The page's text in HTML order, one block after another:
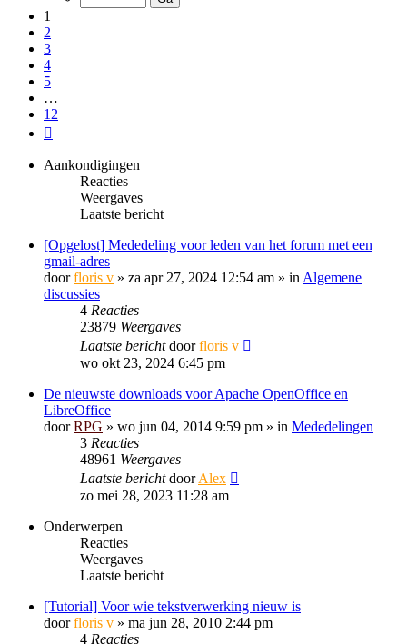
1
2
3
4
5
…
12
Aankondigingen
Reacties
Weergaves
Laatste bericht
[Opgelost] Mededeling voor leden van het forum met een
gmail-adres
doorfloris v » za apr 27, 2024 12:54 am » in Algemene
discussies
4 Reacties
23879 Weergaves
Laatste berichtdoorfloris v
wo okt 23, 2024 6:45 pm
De nieuwste downloads voor Apache OpenOffice en
LibreOffice
doorRPG » wo jun 04, 2014 9:59 pm » in Mededelingen
3 Reacties
48961 Weergaves
Laatste berichtdoorAlex
zo mei 28, 2023 11:28 am
Onderwerpen
Reacties
Weergaves
Laatste bericht
[Tutorial] Voor wie tekstverwerking nieuw is
doorfloris v » ma jun 28, 2010 2:44 pm
4 Reacties